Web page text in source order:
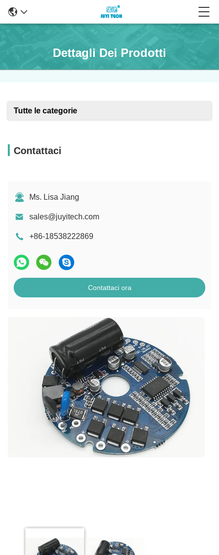
Dettagli Dei Prodotti
Tutte le categorie
Contattaci
Ms. Lisa Jiang
sales@juyitech.com
+86-18538222869
Contattaci ora